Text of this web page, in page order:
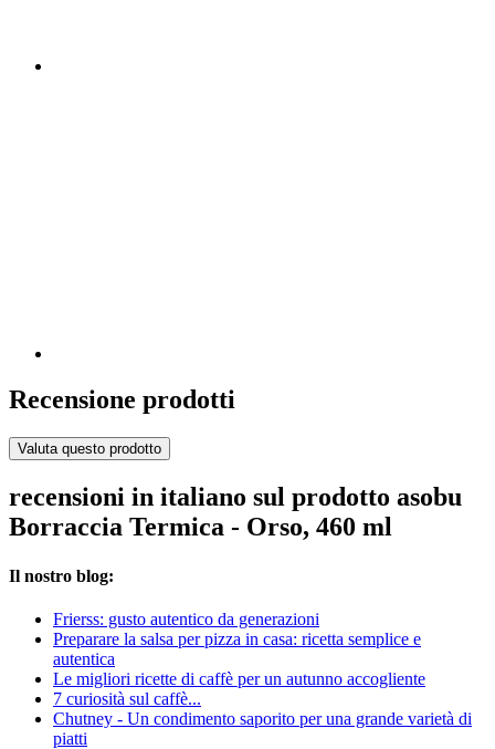
Recensione prodotti
Valuta questo prodotto
recensioni in italiano sul prodotto asobu
Borraccia Termica - Orso, 460 ml
Il nostro blog:
Frierss: gusto autentico da generazioni
Preparare la salsa per pizza in casa: ricetta semplice e
autentica
Le migliori ricette di caffè per un autunno accogliente
7 curiosità sul caffè...
Chutney - Un condimento saporito per una grande varietà di
piatti